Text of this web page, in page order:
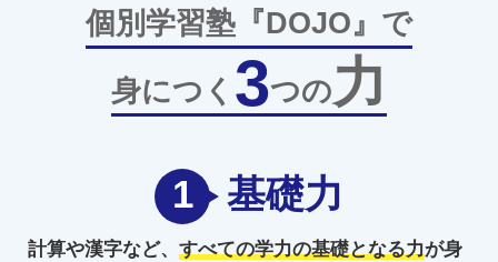
個別学習塾『DOJO』で
身につく 3つの力
1 基礎力
計算や漢字など、 すべての学力の基礎となる力が身